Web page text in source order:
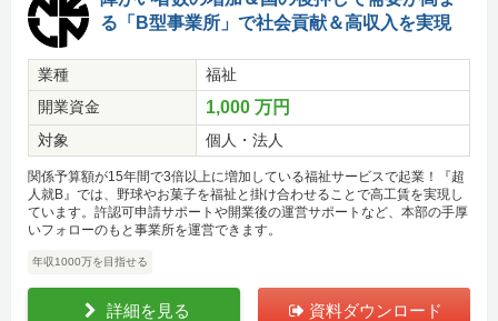
る「B型事業所」で社会貢献＆高収入を実現
業種
福祉
開業資金
1,000 万円
対象 個人・法人
関係予算額が15年間で3倍以上に増加している福祉サービスで起業！『超
人就B』では、野球やお菓子を福祉と掛け合わせることで高工賃を実現し
ています。許認可申請サポートや開業後の運営サポートなど、本部の手厚
いフォローのもと事業所を運営できます。
年収1000万を目指せる
詳細を見る 資料ダウンロード